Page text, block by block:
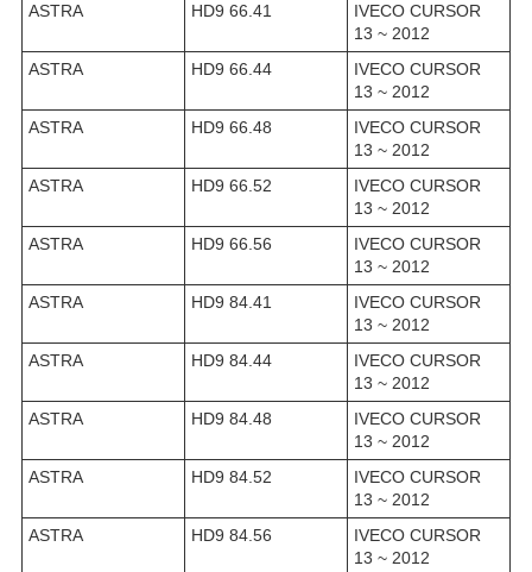
ASTRA
HD9 66.41
IVECO CURSOR
13 ~ 2012
ASTRA
HD9 66.44
IVECO CURSOR
13 ~ 2012
ASTRA
HD9 66.48
IVECO CURSOR
13 ~ 2012
ASTRA
HD9 66.52
IVECO CURSOR
13 ~ 2012
ASTRA
HD9 66.56
IVECO CURSOR
13 ~ 2012
ASTRA
HD9 84.41
IVECO CURSOR
13 ~ 2012
ASTRA
HD9 84.44
IVECO CURSOR
13 ~ 2012
ASTRA
HD9 84.48
IVECO CURSOR
13 ~ 2012
ASTRA
HD9 84.52
IVECO CURSOR
13 ~ 2012
ASTRA
HD9 84.56
IVECO CURSOR
13 ~ 2012